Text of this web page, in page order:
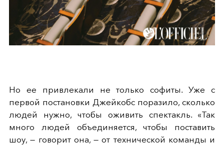
Но ее привлекали не только софиты. Уже с
первой постановки Джейкобс поразило, сколько
людей нужно, чтобы оживить спектакль. «Так
много людей объединяется, чтобы поставить
шоу, — говорит она, — от технической команды и